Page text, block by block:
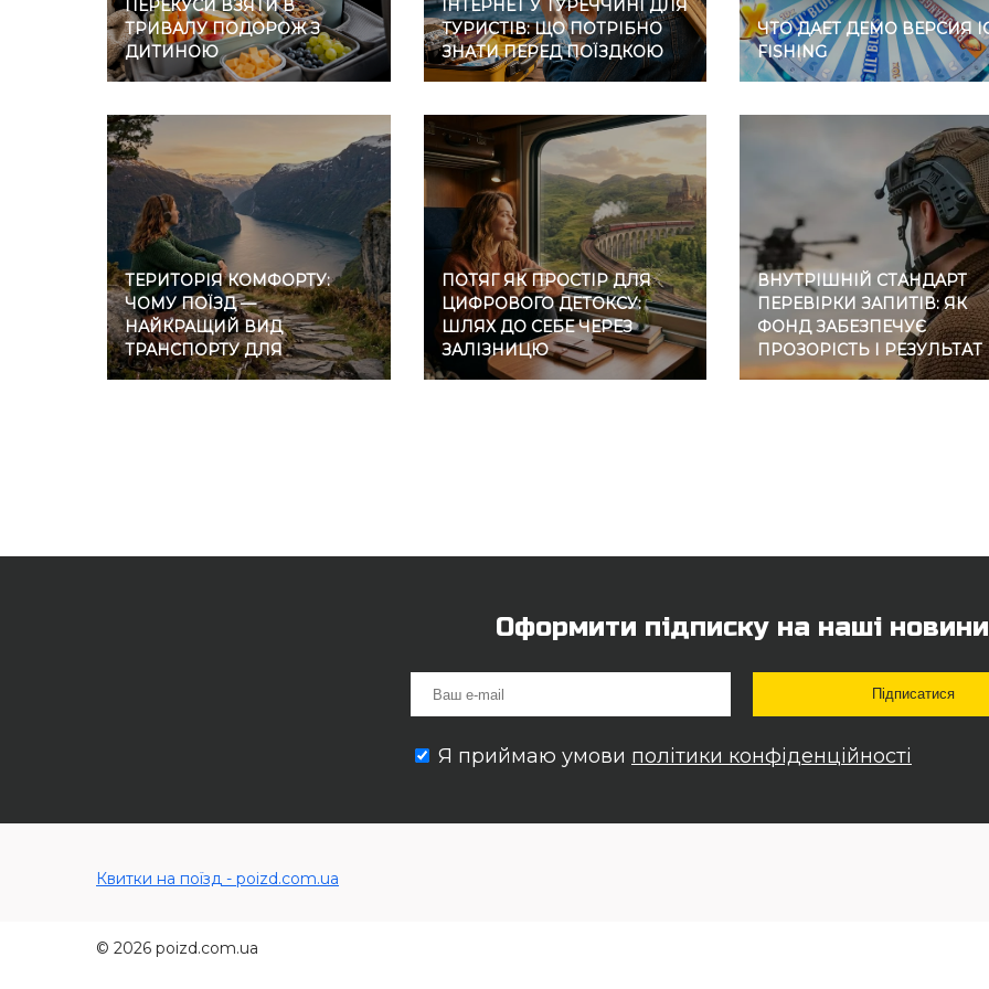
ПЕРЕКУСИ ВЗЯТИ В
ТРИВАЛУ ПОДОРОЖ З
ДИТИНОЮ
ІНТЕРНЕТ У ТУРЕЧЧИНІ ДЛЯ
ТУРИСТІВ: ЩО ПОТРІБНО
ЗНАТИ ПЕРЕД ПОЇЗДКОЮ
ЧТО ДАЕТ ДЕМО ВЕРСИЯ
FISHING
ТЕРИТОРІЯ КОМФОРТУ:
ЧОМУ ПОЇЗД —
НАЙКРАЩИЙ ВИД
ТРАНСПОРТУ ДЛЯ
ІНТРОВЕРТІВ
ПОТЯГ ЯК ПРОСТІР ДЛЯ
ЦИФРОВОГО ДЕТОКСУ:
ШЛЯХ ДО СЕБЕ ЧЕРЕЗ
ЗАЛІЗНИЦЮ
ВНУТРІШНІЙ СТАНДАРТ
ПЕРЕВІРКИ ЗАПИТІВ: ЯК
ФОНД ЗАБЕЗПЕЧУЄ
ПРОЗОРІСТЬ І РЕЗУЛЬТАТ
Оформити підписку на наші новини
Я приймаю умови політики конфіденційності
Квитки на поїзд - poizd.com.ua
© 2026 poizd.com.ua